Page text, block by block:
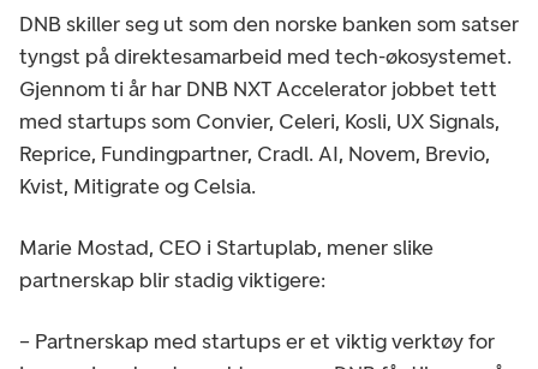
DNB skiller seg ut som den norske banken som satser
tyngst på direktesamarbeid med tech-økosystemet.
Gjennom ti år har DNB NXT Accelerator jobbet tett
med startups som Convier, Celeri, Kosli, UX Signals,
Reprice, Fundingpartner, Cradl. AI, Novem, Brevio,
Kvist, Mitigrate og Celsia.
Marie Mostad, CEO i Startuplab, mener slike
partnerskap blir stadig viktigere:
– Partnerskap med startups er et viktig verktøy for